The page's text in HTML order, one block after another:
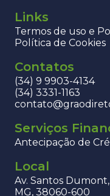
Links
Termos de uso e
Política de Cookies
Contatos
(34) 9 9903-4134
(34) 3331-1163
Serviços
Antecipação de
Local
Av. Santos
MG, 38060-600